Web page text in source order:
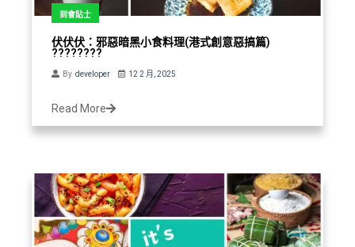
到會貼士
伏伏伏：邪惡暗黑小食料理(港式創意惡搞篇)
????️????
By developer 12 2 月, 2025
Read More